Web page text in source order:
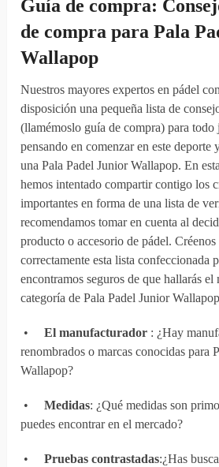
Guía de compra:
de compra para Pala
Wallapop
Nuestros mayores expertos en pádel
disposición una pequeña lista de
(llamémoslo guía de compra) para todo
pensando en comenzar en este deporte
una Pala Padel Junior Wallapop. En
hemos intentado compartir contigo los
importantes en forma de una lista de
recomendamos tomar en cuenta al
producto o accesorio de pádel.
correctamente esta lista confeccionada
encontramos seguros de que hallarás
categoría de Pala Padel Junior
•El manufacturador : ¿Hay
renombrados o marcas conocidas para
Wallapop?
•Medidas: ¿Qué medidas son
puedes encontrar en el mercado?
• Pruebas contrastadas:¿Has